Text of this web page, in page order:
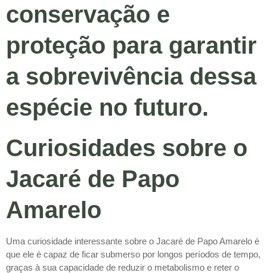
conservação e
proteção para garantir
a sobrevivência dessa
espécie no futuro.
Curiosidades sobre o
Jacaré de Papo
Amarelo
Uma curiosidade interessante sobre o Jacaré de Papo Amarelo é
que ele é capaz de ficar submerso por longos períodos de tempo,
graças à sua capacidade de reduzir o metabolismo e reter o